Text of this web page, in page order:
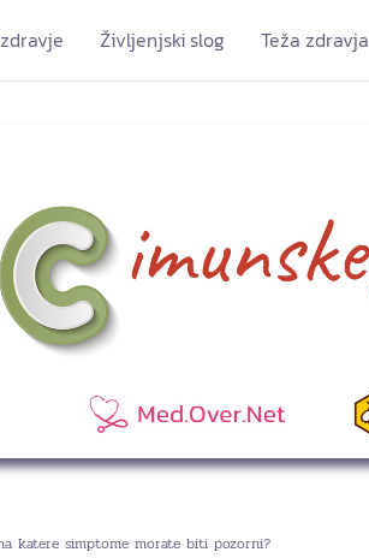
Življenjski slog Teža zdravja
katere simptome morate biti pozorni?